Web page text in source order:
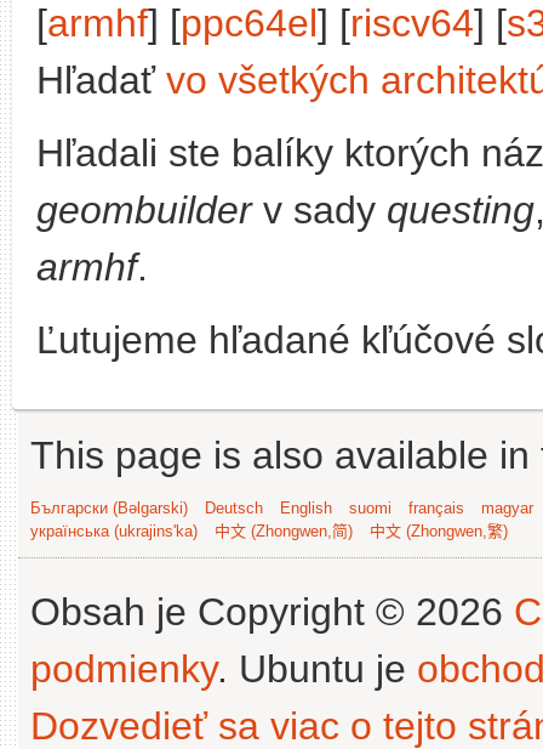
[armhf] [ppc64el] [riscv64] [
Hľadať vo všetkých
Hľadali ste balíky ktorých
geombuilderv sady questing
armhf.
Ľutujeme hľadané kľúčové
This page is also available
Български (Bəlgarski) Deutsch English suomi français
magyar
українська (ukrajins'ka)
中文 (Zhongwen,简) 中文 (Zhongwen,繁)
Obsah je Copyright © 2026
podmienky. Ubuntu je
Dozvedieť sa viac o tejto